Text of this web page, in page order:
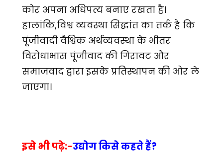
कोर अपना अधिपत्य बनाए रखता है।
हालांकि,विश्व व्यवस्था सिद्धांत का तर्क है कि
पूंजीवादी वैश्विक अर्थव्यवस्था के भीतर
विरोधाभास पूंजीवाद की गिरावट और
समाजवाद द्वारा इसके प्रतिस्थापन की ओर ले
जाएगा।
इसे भी पढ़े:-उद्योग किसे कहते हैं?